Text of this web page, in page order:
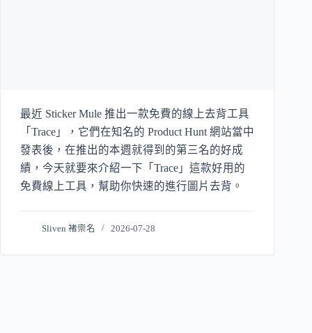
最近 Sticker Mule 推出一款免費的線上去背工具
「Trace」，它們在知名的 Product Hunt 網站當中
發表後，在推出的本週就得到的第三名的好成
績，今天就要來介紹一下「Trace」這款好用的
免費線上工具，幫助你快速的進行圖片去背。
Sliven 褚崇名 2026-07-28